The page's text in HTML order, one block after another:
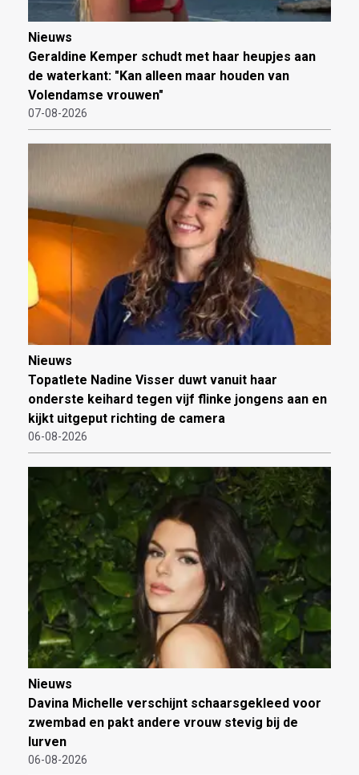
Nieuws
Geraldine Kemper schudt met haar heupjes aan
de waterkant: "Kan alleen maar houden van
Volendamse vrouwen"
07-08-2026
Nieuws
Topatlete Nadine Visser duwt vanuit haar
onderste keihard tegen vijf flinke jongens aan en
kijkt uitgeput richting de camera
06-08-2026
Nieuws
Davina Michelle verschijnt schaarsgekleed voor
zwembad en pakt andere vrouw stevig bij de
lurven
06-08-2026